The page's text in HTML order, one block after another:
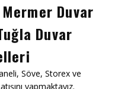
Duvar
Duvar
Söve, Storex ve
yapmaktayız.